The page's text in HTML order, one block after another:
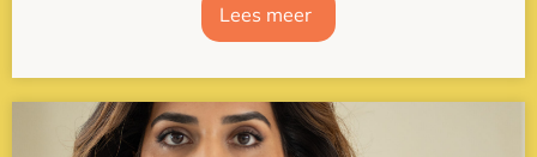
Lees meer